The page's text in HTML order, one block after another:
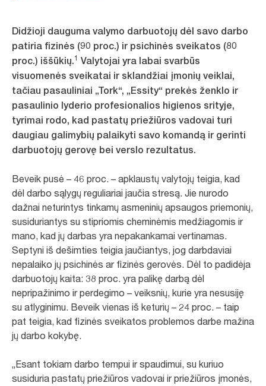
Didžioji dauguma valymo darbuotojų dėl savo darbo
patiria fizinės (90 proc.) ir psichinės sveikatos (80
proc.) iššūkių.1 Valytojai yra labai svarbūs
visuomenės sveikatai ir sklandžiai įmonių veiklai,
tačiau pasauliniai „Tork“, „Essity“ prekės ženklo ir
pasaulinio lyderio profesionalios higienos srityje,
tyrimai rodo, kad pastatų priežiūros vadovai turi
daugiau galimybių palaikyti savo komandą ir gerinti
darbuotojų gerovę bei verslo rezultatus.
Beveik pusė – 46 proc. – apklaustų valytojų teigia, kad
dėl darbo sąlygų reguliariai jaučia stresą. Jie nurodo
dažnai neturintys tinkamų asmeninių apsaugos priemonių,
susiduriantys su stipriomis cheminėmis medžiagomis ir
mano, kad jų darbas yra nepakankamai vertinamas.
Septyni iš dešimties teigia jaučiantys, jog darbdaviai
nepalaiko jų psichinės ar fizinės gerovės. Dėl to padidėja
darbuotojų kaita: 38 proc. yra palikę darbą dėl
nepripažinimo ir perdegimo – veiksnių, kurie yra nesusiję
su atlyginimu. Beveik vienas iš keturių – 24 proc. – taip
pat teigia, kad fizinės sveikatos problemos darbe mažina
jų darbo kokybę.
„Esant tokiam darbo tempui ir spaudimui, su kuriuo
susiduria pastatų priežiūros vadovai ir priežiūros įmonės,